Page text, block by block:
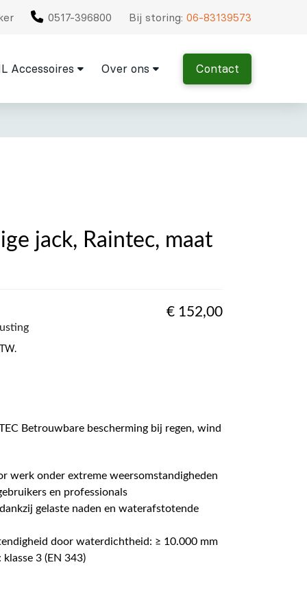
0517-396800 Bij storing:06-83139573
Accessoires Over ons Contact
jack, Raintec, maat
€ 152,00
Betrouwbare bescherming bij regen, wind
werk onder extreme weersomstandigheden
en professionals
gelaste naden en waterafstotende
door waterdichtheid: ≥ 10.000 mm
klasse 3 (EN 343)